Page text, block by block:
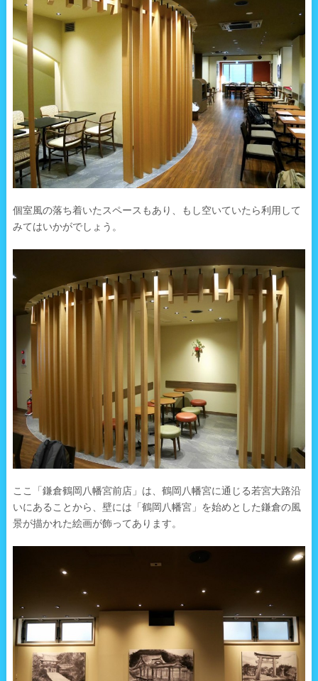
個室風の落ち着いたスペースもあり、もし空いていたら利用して
みてはいかがでしょう。
ここ「鎌倉鶴岡八幡宮前店」は、鶴岡八幡宮に通じる若宮大路沿
いにあることから、壁には「鶴岡八幡宮」を始めとした鎌倉の風
景が描かれた絵画が飾ってあります。